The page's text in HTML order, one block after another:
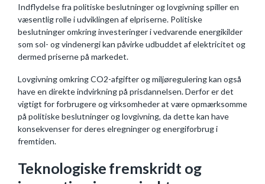
Indflydelse fra politiske beslutninger og lovgivning spiller en
væsentlig rolle i udviklingen af elpriserne. Politiske
beslutninger omkring investeringer i vedvarende energikilder
som sol- og vindenergi kan påvirke udbuddet af elektricitet og
dermed priserne på markedet.
Lovgivning omkring CO2-afgifter og miljøregulering kan også
have en direkte indvirkning på prisdannelsen. Derfor er det
vigtigt for forbrugere og virksomheder at være opmærksomme
på politiske beslutninger og lovgivning, da dette kan have
konsekvenser for deres elregninger og energiforbrug i
fremtiden.
Teknologiske fremskridt og